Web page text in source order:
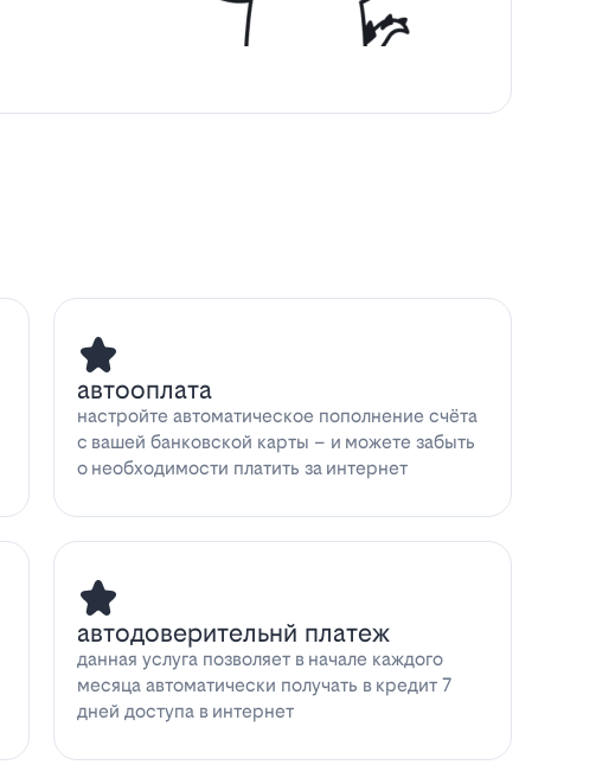
автооплата
настройте автоматическое пополнение счёта
с вашей банковской карты – и можете забыть
о необходимости платить за интернет
автодоверительнй платеж
данная услуга позволяет в начале каждого
месяца автоматически получать в кредит 7
дней доступа в интернет